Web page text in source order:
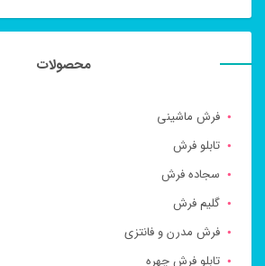
محصولات
فرش ماشینی
تابلو فرش
سجاده فرش
گلیم فرش
فرش مدرن و فانتزی
تابلو فرش چهره